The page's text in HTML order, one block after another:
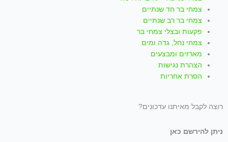
צמחי בר חד שנתיים
צמחי בר רב שנתיים
פקעות ובצלי צמחי בר
צמחי נחל, גדה ומים
מארזים ומבצעים
הצהרת נגישות
הסרת אחריות
רוצה לקבל מאיתנו עדכונים?
ניתן להירשם כאן